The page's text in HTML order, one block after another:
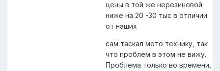
цены в той же нерезиновой
ниже на 20 -30 тыс в отличии
от наших
сам таскал мото технику, так
что проблем в этом не вижу.
Проблема только во времени,